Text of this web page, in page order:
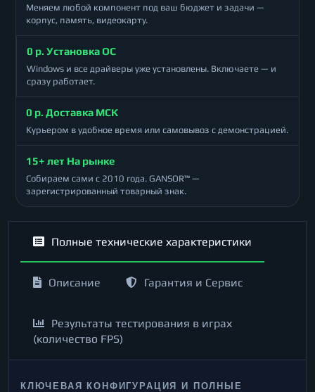
Меняем любой компонент под ваш бюджет и задачи —
корпус, память, видеокарту.
0 р. Установка ОС
Windows и все драйверы уже установлены. Включаете — и
сразу работает.
0 р. Доставка МСК
Курьером в удобное время или самовывоз с демонстрацией.
15+ лет На рынке
Собираем сами с 2010 года. GANSOR™ —
зарегистрированный товарный знак.
Полные технические характеристики
Описание Гарантия и Сервис
Результаты тестирования в играх
(количество FPS)
КЛЮЧЕВАЯ КОНФИГУРАЦИЯ И ПОЛНЫЕ